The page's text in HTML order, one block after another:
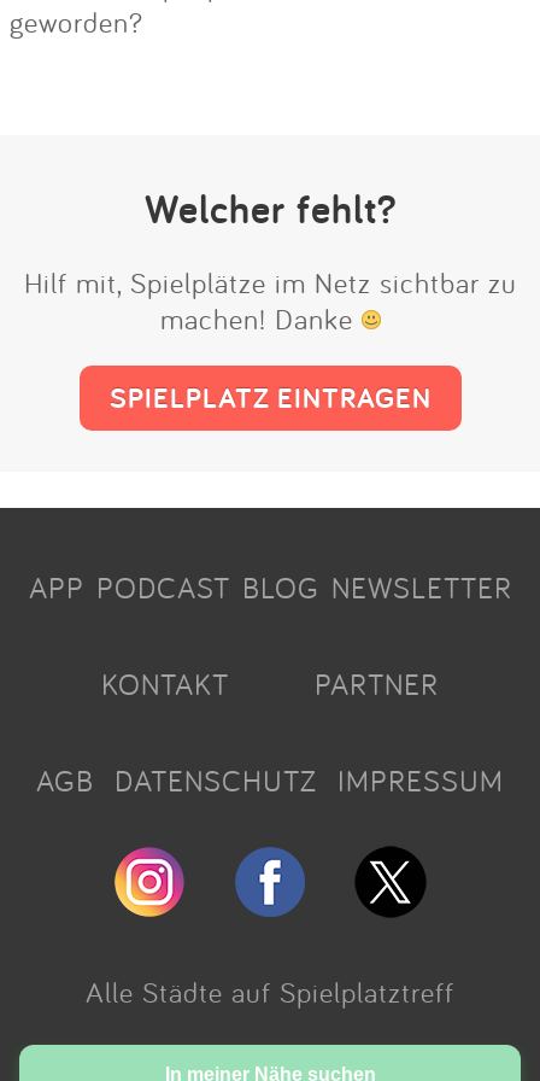
geworden?
Welcher fehlt?
Hilf mit, Spielplätze im Netz sichtbar zu
machen! Danke
SPIELPLATZ EINTRAGEN
In meiner Nähe suchen
APP PODCAST BLOG NEWSLETTER
KONTAKT PARTNER
AGB DATENSCHUTZ IMPRESSUM
Alle Städte auf Spielplatztreff